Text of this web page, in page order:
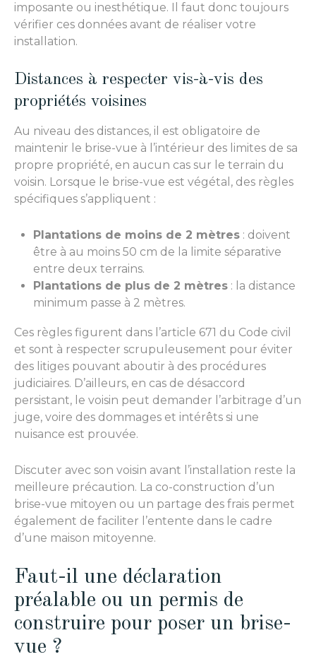
imposante ou inesthétique. Il faut donc toujours
vérifier ces données avant de réaliser votre
installation.
Distances à respecter vis-à-vis des
propriétés voisines
Au niveau des distances, il est obligatoire de
maintenir le brise-vue à l’intérieur des limites de sa
propre propriété, en aucun cas sur le terrain du
voisin. Lorsque le brise-vue est végétal, des règles
spécifiques s’appliquent :
Plantations de moins de 2 mètres : doivent
être à au moins 50 cm de la limite séparative
entre deux terrains.
Plantations de plus de 2 mètres : la distance
minimum passe à 2 mètres.
Ces règles figurent dans l’article 671 du Code civil
et sont à respecter scrupuleusement pour éviter
des litiges pouvant aboutir à des procédures
judiciaires. D’ailleurs, en cas de désaccord
persistant, le voisin peut demander l’arbitrage d’un
juge, voire des dommages et intérêts si une
nuisance est prouvée.
Discuter avec son voisin avant l’installation reste la
meilleure précaution. La co-construction d’un
brise-vue mitoyen ou un partage des frais permet
également de faciliter l’entente dans le cadre
d’une maison mitoyenne.
Faut-il une déclaration
préalable ou un permis de
construire pour poser un brise-
vue ?